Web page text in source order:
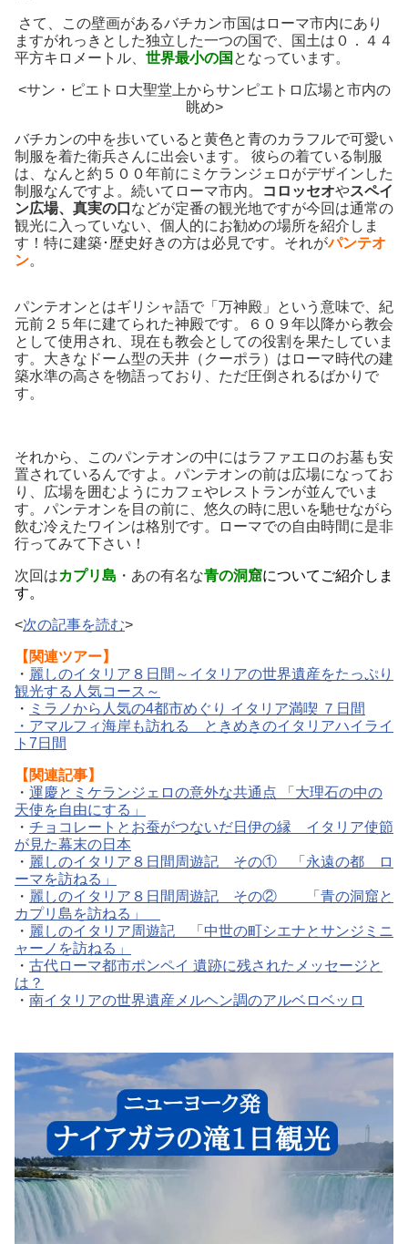
さて、この壁画があるバチカン市国はローマ市内にあり
ますがれっきとした独立した一つの国で、国土は０．４４
平方キロメートル、 世界最小の国 となっています。
<サン・ピエトロ大聖堂上からサンピエトロ広場と市内の
眺め>
バチカンの中を歩いていると黄色と青のカラフルで可愛い
制服を着た衛兵さんに出会います。 彼らの着ている制服
は、なんと約５００年前にミケランジェロがデザインした
制服なんですよ。続いてローマ市内。
コロッセオやスペイ
ン広場、真実の口 などが定番の観光地ですが今回は通常の
観光に入っていない、個人的にお勧めの場所を紹介しま
す！特に建築･歴史好きの方は必見です。それがパンテオ
ン。
パンテオンとはギリシャ語で「万神殿」という意味で、紀
元前２５年に建てられた神殿です。６０９年以降から教会
として使用され、現在も教会としての役割を果たしていま
す。大きなドーム型の天井（クーポラ）はローマ時代の建
築水準の高さを物語っており、ただ圧倒されるばかりで
す。
それから、このパンテオンの中にはラファエロのお墓も安
置されているんですよ。パンテオンの前は広場になってお
り、広場を囲むようにカフェやレストランが並んでいま
す。パンテオンを目の前に、悠久の時に思いを馳せながら
飲む冷えたワインは格別です。ローマでの自由時間に是非
行ってみて下さい！
次回はカプリ島 ・あの有名な青の洞窟についてご紹介しま
す。
<次の記事を読む>
【関連ツアー】
・ 麗しのイタリア８日間～イタリアの世界遺産をたっぷり
観光する人気コース～
・ ミラノから人気の4都市めぐり イタリア満喫 ７日間
・ アマルフィ海岸も訪れる ときめきのイタリアハイライ
ト7日間
【関連記事】
・ 運慶とミケランジェロの意外な共通点 「大理石の中の
天使を自由にする」
・ チョコレートとお蚕がつないだ日伊の縁 イタリア使節
が見た幕末の日本
・ 麗しのイタリア８日間周遊記 その① 「永遠の都 ロ
ーマを訪ねる」
・ 麗しのイタリア８日間周遊記 その② 「青の洞窟と
カプリ島を訪ねる」
・ 麗しのイタリア周遊記 「中世の町シエナとサンジミニ
ャーノを訪ねる」
・ 古代ローマ都市ポンペイ 遺跡に残されたメッセージと
は？
・ 南イタリアの世界遺産メルヘン調のアルベロベッロ